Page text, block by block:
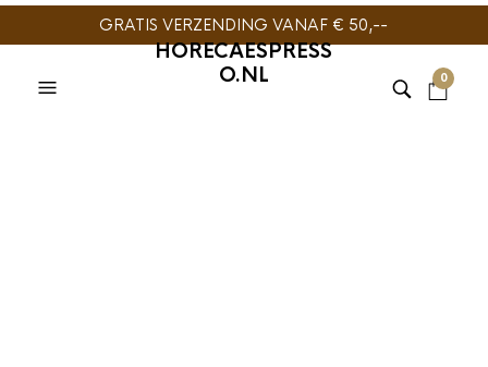
GRATIS VERZENDING VANAF € 50,--
HORECAESPRESS
O.NL
0